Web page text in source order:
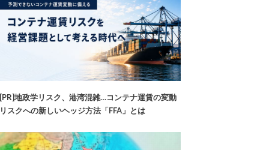
[PR]地政学リスク、港湾混雑…コンテナ運賃の変動
リスクへの新しいヘッジ方法「FFA」とは